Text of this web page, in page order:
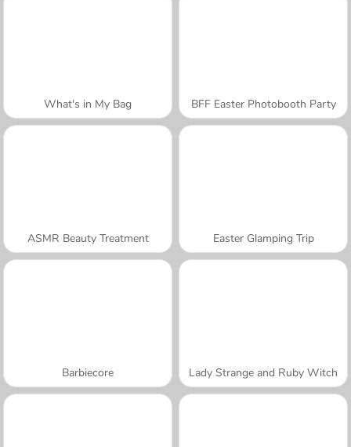
What's in My Bag BFF Easter Photobooth Party
ASMR Beauty Treatment Easter Glamping Trip
Barbiecore Lady Strange and Ruby Witch